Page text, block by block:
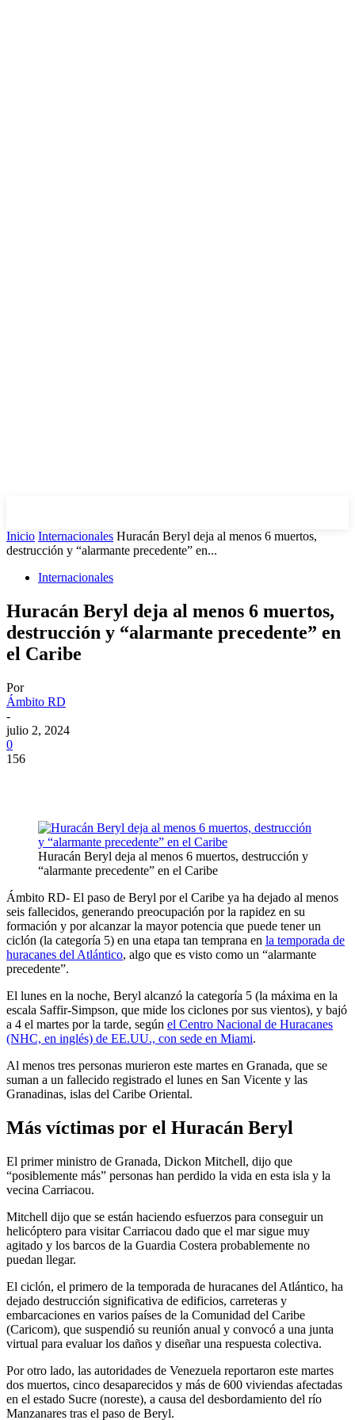
Inicio Internacionales Huracán Beryl deja al menos 6 muertos,
destrucción y “alarmante precedente” en...
Internacionales
Huracán Beryl deja al menos 6 muertos,
destrucción y “alarmante precedente” en
el Caribe
Por
Ámbito RD
-
julio 2, 2024
0
156
Huracán Beryl deja al menos 6 muertos, destrucción y
“alarmante precedente” en el Caribe
Ámbito RD- El paso de Beryl por el Caribe ya ha dejado al menos
seis fallecidos, generando preocupación por la rapidez en su
formación y por alcanzar la mayor potencia que puede tener un
ciclón (la categoría 5) en una etapa tan temprana en la temporada de
huracanes del Atlántico, algo que es visto como un “alarmante
precedente”.
El lunes en la noche, Beryl alcanzó la categoría 5 (la máxima en la
escala Saffir-Simpson, que mide los ciclones por sus vientos), y bajó
a 4 el martes por la tarde, según el Centro Nacional de Huracanes
(NHC, en inglés) de EE.UU., con sede en Miami.
Al menos tres personas murieron este martes en Granada, que se
suman a un fallecido registrado el lunes en San Vicente y las
Granadinas, islas del Caribe Oriental.
Más víctimas por el Huracán Beryl
El primer ministro de Granada, Dickon Mitchell, dijo que
“posiblemente más” personas han perdido la vida en esta isla y la
vecina Carriacou.
Mitchell dijo que se están haciendo esfuerzos para conseguir un
helicóptero para visitar Carriacou dado que el mar sigue muy
agitado y los barcos de la Guardia Costera probablemente no
puedan llegar.
El ciclón, el primero de la temporada de huracanes del Atlántico, ha
dejado destrucción significativa de edificios, carreteras y
embarcaciones en varios países de la Comunidad del Caribe
(Caricom), que suspendió su reunión anual y convocó a una junta
virtual para evaluar los daños y diseñar una respuesta colectiva.
Por otro lado, las autoridades de Venezuela reportaron este martes
dos muertos, cinco desaparecidos y más de 600 viviendas afectadas
en el estado Sucre (noreste), a causa del desbordamiento del río
Manzanares tras el paso de Beryl.